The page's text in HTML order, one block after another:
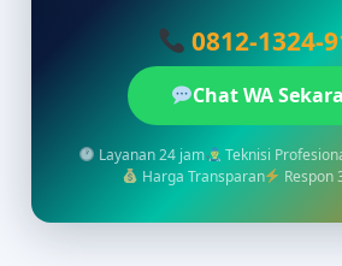
0812-1324-
Chat WA
Layanan 24 jam Teknisi
Harga Transparan
Respon